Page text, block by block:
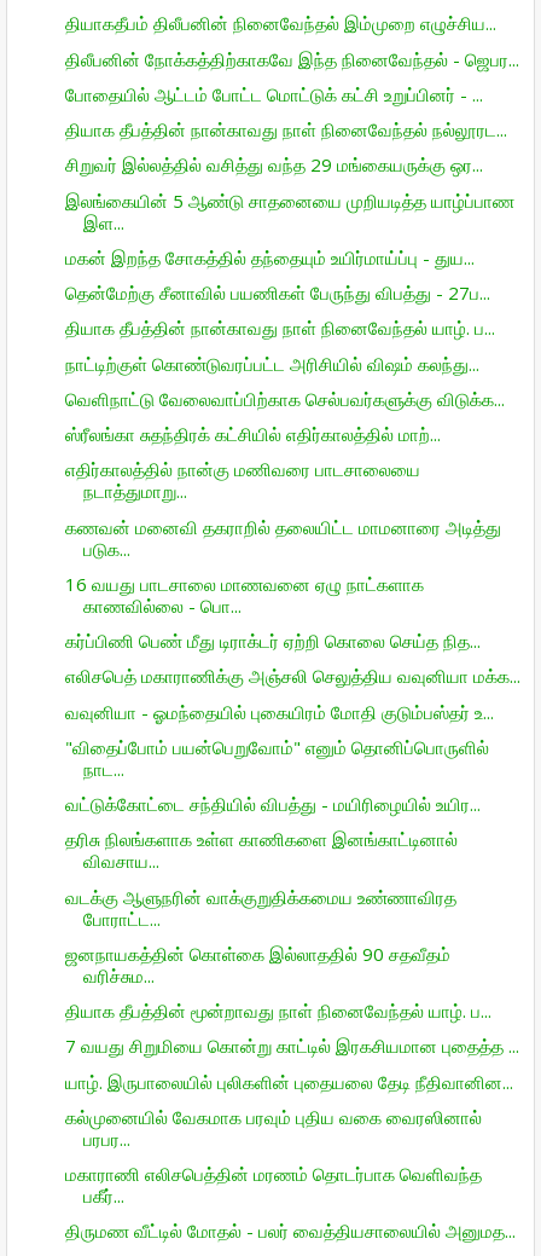
தியாகதீபம் திலீபனின் நினைவேந்தல் இம்முறை எழுச்சிய...
திலீபனின் நோக்கத்திற்காகவே இந்த நினைவேந்தல் - ஜெபர...
போதையில் ஆட்டம் போட்ட மொட்டுக் கட்சி உறுப்பினர் - ...
தியாக தீபத்தின் நான்காவது நாள் நினைவேந்தல் நல்லூரட...
சிறுவர் இல்லத்தில் வசித்து வந்த 29 மங்கையருக்கு ஒர...
இலங்கையின் 5 ஆண்டு சாதனையை முறியடித்த யாழ்ப்பாண
இள...
மகன் இறந்த சோகத்தில் தந்தையும் உயிர்மாய்ப்பு - துய...
தென்மேற்கு சீனாவில் பயணிகள் பேருந்து விபத்து - 27ப...
தியாக தீபத்தின் நான்காவது நாள் நினைவேந்தல் யாழ். ப...
நாட்டிற்குள் கொண்டுவரப்பட்ட அரிசியில் விஷம் கலந்து...
வெளிநாட்டு வேலைவாப்பிற்காக செல்பவர்களுக்கு விடுக்க...
ஸ்ரீலங்கா சுதந்திரக் கட்சியில் எதிர்காலத்தில் மாற்...
எதிர்காலத்தில் நான்கு மணிவரை பாடசாலையை
நடாத்துமாறு...
கணவன் மனைவி தகராறில் தலையிட்ட மாமனாரை அடித்து
படுக...
16 வயது பாடசாலை மாணவனை ஏழு நாட்களாக
காணவில்லை - பொ...
கர்ப்பிணி பெண் மீது டிராக்டர் ஏற்றி கொலை செய்த நித...
எலிசபெத் மகாராணிக்கு அஞ்சலி செலுத்திய வவுனியா மக்க...
வவுனியா - ஓமந்தையில் புகையிரம் மோதி குடும்பஸ்தர் உ...
"விதைப்போம் பயன்பெறுவோம்" எனும் தொனிப்பொருளில்
நாட...
வட்டுக்கோட்டை சந்தியில் விபத்து - மயிரிழையில் உயிர...
தரிசு நிலங்களாக உள்ள காணிகளை இனங்காட்டினால்
விவசாய...
வடக்கு ஆளுநரின் வாக்குறுதிக்கமைய உண்ணாவிரத
போராட்ட...
ஜனநாயகத்தின் கொள்கை இல்லாததில் 90 சதவீதம்
வரிச்சும...
தியாக தீபத்தின் மூன்றாவது நாள் நினைவேந்தல் யாழ். ப...
7 வயது சிறுமியை கொன்று காட்டில் இரகசியமான புதைத்த ...
யாழ். இருபாலையில் புலிகளின் புதையலை தேடி நீதிவானின...
கல்முனையில் வேகமாக பரவும் புதிய வகை வைரஸினால்
பரபர...
மகாராணி எலிசபெத்தின் மரணம் தொடர்பாக வெளிவந்த
பகீர்...
திருமண வீட்டில் மோதல் - பலர் வைத்தியசாலையில் அனுமத...